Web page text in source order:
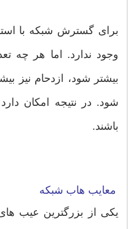
برای گسترش شبکه با
وجود ندارد. اما هر چه
بیشتر شود، ازدحام نیز
شود. در نتیجه امکان
باشند.
معایب هاب شبکه
یکی از بزرگترین عیب